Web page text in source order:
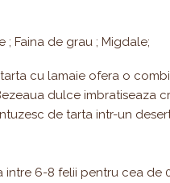
; Faina de grau ; Migdale;
cu lamaie ofera o
dulce imbratiseaza
de tarta intr-un
6-8 felii pentru cea de